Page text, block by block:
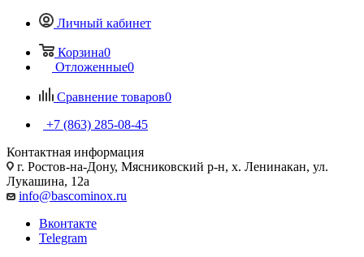
Личный кабинет
Корзина0
Отложенные0
Сравнение товаров0
+7 (863) 285-08-45
Контактная информация
г. Ростов-на-Дону, Мясниковский р-н, х. Ленинакан, ул.
Лукашина, 12а
info@bascominox.ru
Вконтакте
Telegram